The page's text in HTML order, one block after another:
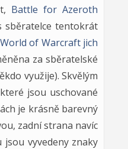
Battle for Azeroth
sběratelce tentokrát
of Warcraft jich
za sběratelské
využije). Skvělým
jsou uschované
je krásně barevný
zadní strana navíc
vyvedeny znaky